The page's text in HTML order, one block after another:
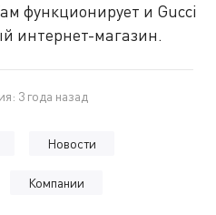
функционирует и Gucci
интернет-магазин.
3 года назад
Новости
Компании